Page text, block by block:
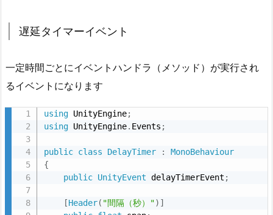
2.
イ
ベ
ト
ラ
ス
遅延タイマーイベント
一定時間ごとにイベントハンドラ（メソッド）が実行され
るイベントになります
using UnityEngine;
using UnityEngine. Events ;
public class DelayTimer :
MonoBehaviour
{
public UnityEvent delayTimerEvent ;
[Header( "間隔（秒）") ]